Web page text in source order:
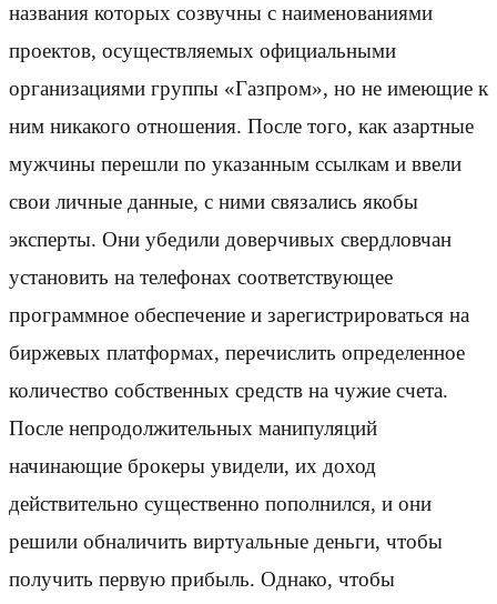
названия которых созвучны с наименованиями
проектов, осуществляемых официальными
организациями группы «Газпром», но не имеющие к
ним никакого отношения. После того, как азартные
мужчины перешли по указанным ссылкам и ввели
свои личные данные, с ними связались якобы
эксперты. Они убедили доверчивых свердловчан
установить на телефонах соответствующее
программное обеспечение и зарегистрироваться на
биржевых платформах, перечислить определенное
количество собственных средств на чужие счета.
После непродолжительных манипуляций
начинающие брокеры увидели, их доход
действительно существенно пополнился, и они
решили обналичить виртуальные деньги, чтобы
получить первую прибыль. Однако, чтобы